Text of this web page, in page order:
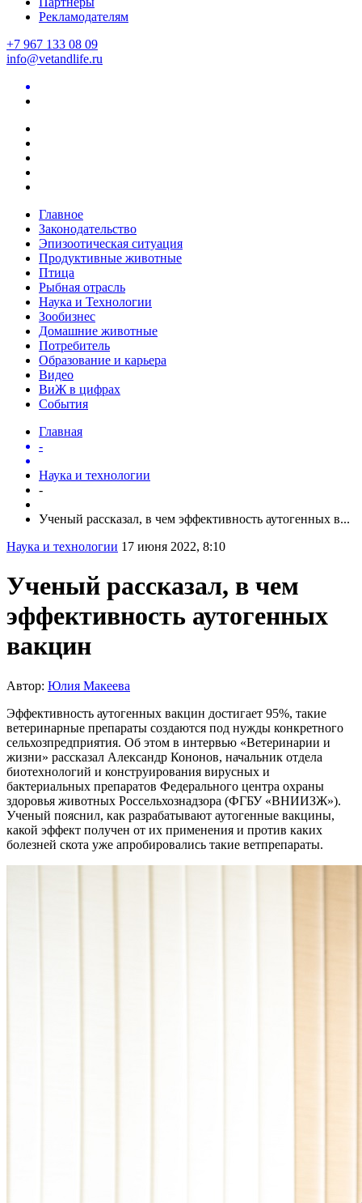
Рекламодателям
+7 967 133 08 09
info@vetandlife.ru
Главное
Законодательство
Эпизоотическая ситуация
Продуктивные животные
Птица
Рыбная отрасль
Наука и Технологии
Зообизнес
Домашние животные
Потребитель
Образование и карьера
Видео
ВиЖ в цифрах
События
Главная
-
Наука и технологии
-
Ученый рассказал, в чем эффективность аутогенных в...
Наука и технологии 17 июня 2022, 8:10
Ученый рассказал, в чем
эффективность аутогенных
вакцин
Автор: Юлия Макеева
Эффективность аутогенных вакцин достигает 95%, такие
ветеринарные препараты создаются под нужды конкретного
сельхозпредприятия. Об этом в интервью «Ветеринарии и
жизни» рассказал Александр Кононов, начальник отдела
биотехнологий и конструирования вирусных и
бактериальных препаратов Федерального центра охраны
здоровья животных Россельхознадзора (ФГБУ «ВНИИЗЖ»).
Ученый пояснил, как разрабатывают аутогенные вакцины,
какой эффект получен от их применения и против каких
болезней скота уже апробировались такие ветпрепараты.